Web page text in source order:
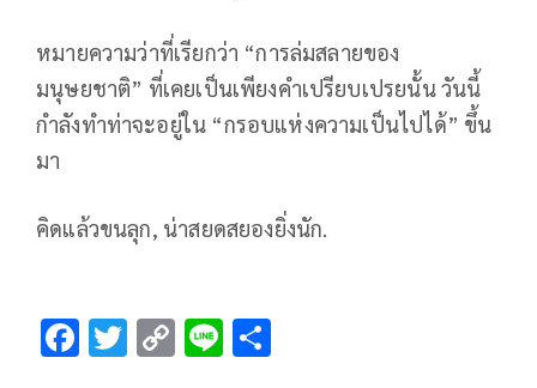
หมายความว่าที่เรียกว่า “การล่มสลายของ
มนุษยชาติ” ที่เคยเป็นเพียงคำเปรียบเปรยนั้น วันนี้
กำลังทำท่าจะอยู่ใน “กรอบแห่งความเป็นไปได้” ขึ้น
มา
คิดแล้วขนลุก, น่าสยดสยองยิ่งนัก.
F T C Li